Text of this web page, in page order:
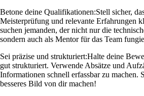
Betone deine Qualifikationen:Stell sicher,
Meisterprüfung und relevante Erfahrungen
suchen jemanden, der nicht nur die
sondern auch als Mentor für das Team
Sei präzise und strukturiert:Halte deine
gut strukturiert. Verwende Absätze und
Informationen schnell erfassbar zu machen.
besseres Bild von dir machen!